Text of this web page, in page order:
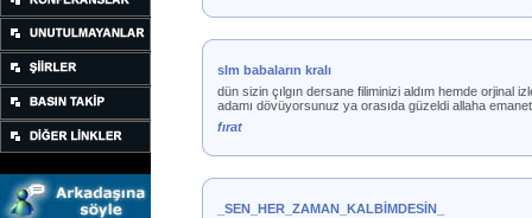
slm babaların kralı
dün sizin çılgın dersane filiminizi aldım hemde orjinal
adamı dövüyorsunuz ya orasıda güzeldi allaha
fırat
_SEN_HER_ZAMAN_KALBİMDESİN_